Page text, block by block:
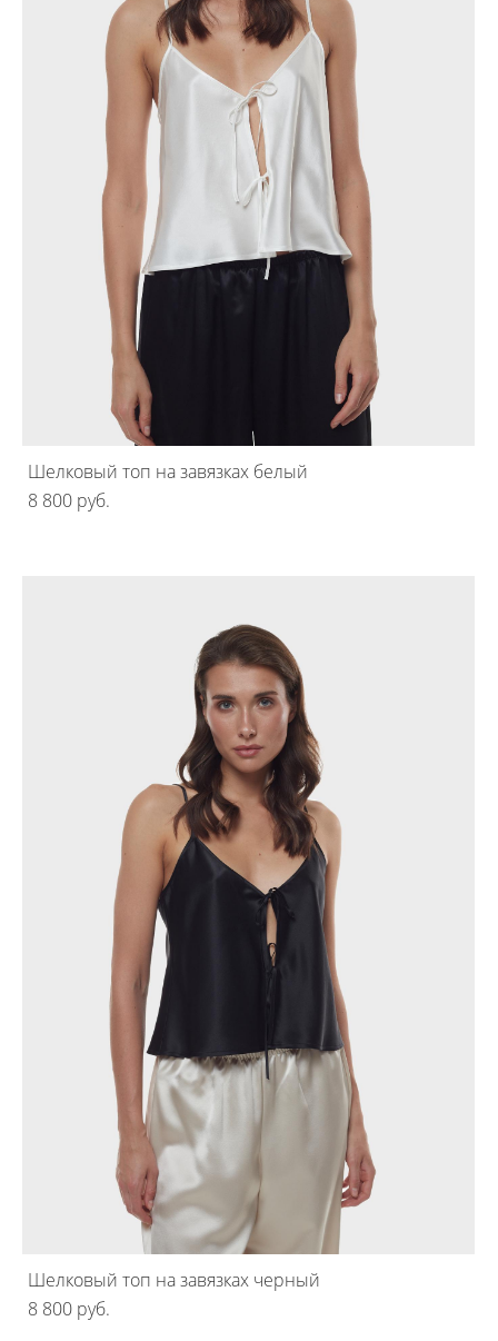
Шелковый топ на завязках белый
8 800 pуб.
Шелковый топ на завязках черный
8 800 pуб.